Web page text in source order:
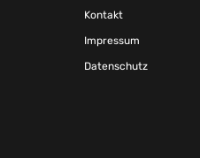
Kontakt
Impressum
Datenschutz